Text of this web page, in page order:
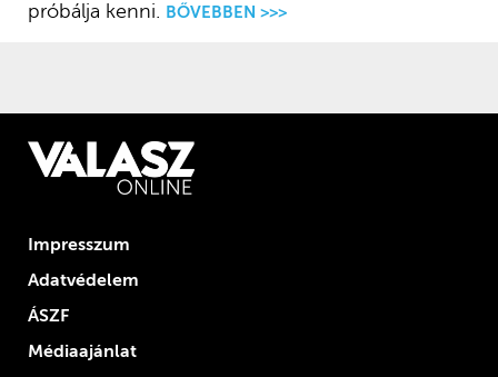
próbálja kenni. BŐVEBBEN >>>
Impresszum
Adatvédelem
ÁSZF
Médiaajánlat